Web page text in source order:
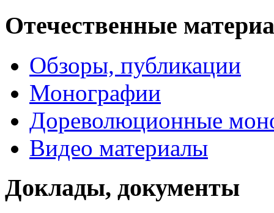
Отечественные
Обзоры, публикации
Монографии
Дореволюционные
Видео материалы
Доклады, документы